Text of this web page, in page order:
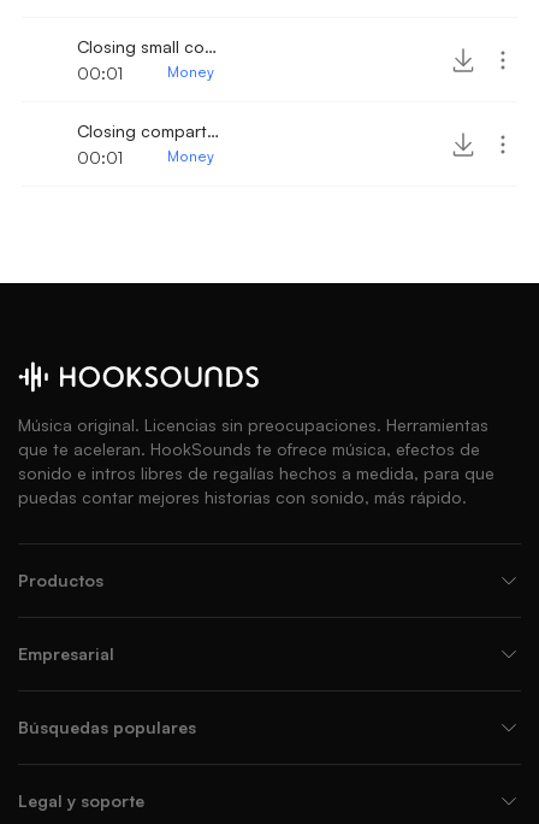
Closing small compartment click
00:01
Money
Closing compartment 4
00:01
Money
Música original. Licencias sin preocupaciones. Herramientas
que te aceleran. HookSounds te ofrece música, efectos de
sonido e intros libres de regalías hechos a medida, para que
puedas contar mejores historias con sonido, más rápido.
Productos
Empresarial
Búsquedas populares
Legal y soporte